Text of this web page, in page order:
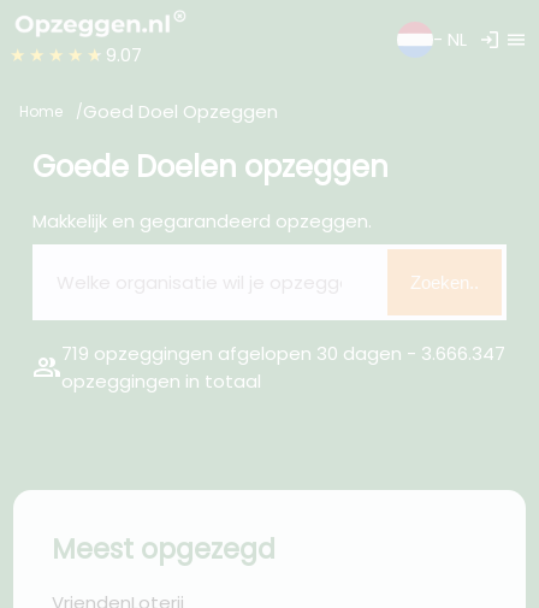
★★★★★ 9.07
- NL login menu
Home Goed Doel Opzeggen
Goede Doelen opzeggen
Makkelijk en gegarandeerd opzeggen.
Zoeken..
group719 opzeggingen afgelopen 30 dagen - 3.666.347
opzeggingen in totaal
Meest opgezegd
VriendenLoterij